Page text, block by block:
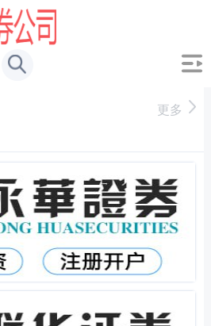
更多